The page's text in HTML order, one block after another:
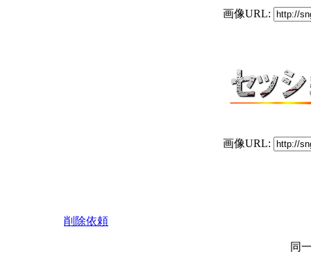
画像URL:
画像URL:
削除依頼
同